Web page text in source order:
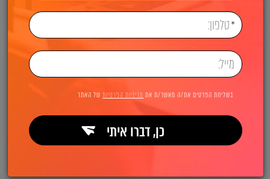
בשליחת הפרטים את/ה מאשר/ת את מדיניות הפרטיותשל האתר
כן, דברו איתי